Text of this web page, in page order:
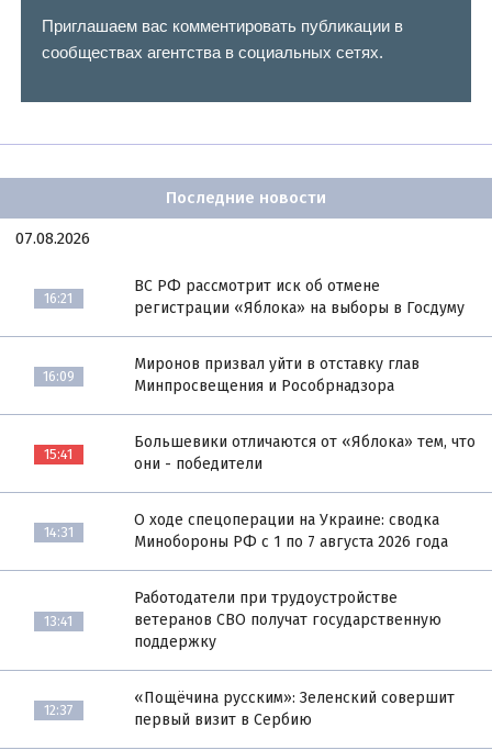
Приглашаем вас комментировать публикации в
сообществах агентства в социальных сетях.
Последние новости
07.08.2026
16:21
ВС РФ рассмотрит иск об отмене
регистрации «Яблока» на выборы в Госдуму
16:09
Миронов призвал уйти в отставку глав
Минпросвещения и Рособрнадзора
15:41
Большевики отличаются от «Яблока» тем, что
они - победители
14:31
О ходе спецоперации на Украине: сводка
Минобороны РФ с 1 по 7 августа 2026 года
13:41
Работодатели при трудоустройстве
ветеранов СВО получат государственную
поддержку
12:37
«Пощёчина русским»: Зеленский совершит
первый визит в Сербию